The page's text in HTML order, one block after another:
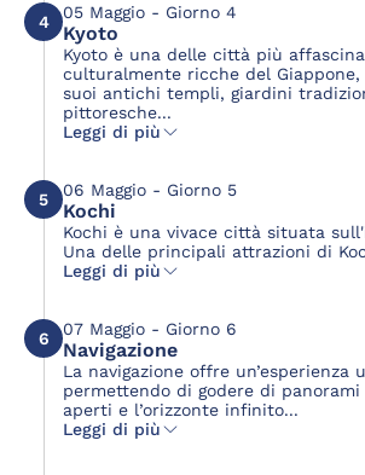
4 05 Maggio - Giorno 4
Kyoto
Kyoto è una delle città più
culturalmente ricche del
suoi antichi templi, giardini
pittoresche...
Leggi di più
5 06 Maggio - Giorno 5
Kochi
Kochi è una vivace città situata
Una delle principali attrazioni di
Leggi di più
6 07 Maggio - Giorno 6
Navigazione
La navigazione offre un’esperienza
permettendo di godere di
aperti e l’orizzonte infinito...
Leggi di più